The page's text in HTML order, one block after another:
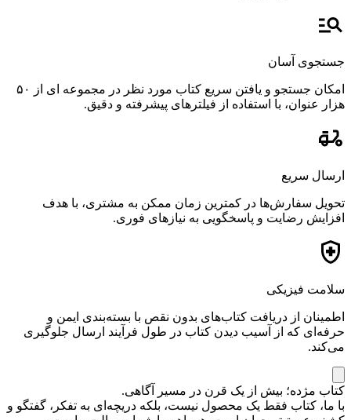
جستجوی آسان
امکان جستجو و یافتن سریع کتاب مورد نظر در مجموعه ای از ۵۰
هزار عنوان، با استفاده از فیلترهای پیشرفته و دقیق.
ارسال سریع
تحویل سفارش‌ها در کمترین زمان ممکن به مشتری، با هدف
افزایش رضایت و پاسخگویی به نیازهای فوری.
سلامت فیزیکی
اطمینان از دریافت کتاب‌های بدون نقص با بسته‌بندی ایمن و
حرفه‌ای که از آسیب دیدن کتاب در طول فرآیند ارسال جلوگیری
می‌کند.
کتاب مژده؛ بیش از یک قرن در مسیر آگاهی.
با ما، کتاب فقط یک محصول نیست، بلکه دریچه‌ای به تفکر، گفتگو و